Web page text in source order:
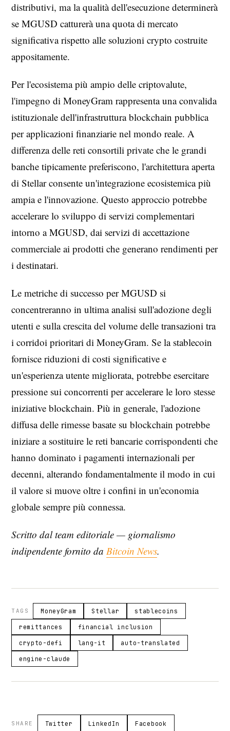
distributivi, ma la qualità dell'esecuzione determinerà
se MGUSD catturerà una quota di mercato
significativa rispetto alle soluzioni crypto costruite
appositamente.
Per l'ecosistema più ampio delle criptovalute,
l'impegno di MoneyGram rappresenta una convalida
istituzionale dell'infrastruttura blockchain pubblica
per applicazioni finanziarie nel mondo reale. A
differenza delle reti consortili private che le grandi
banche tipicamente preferiscono, l'architettura aperta
di Stellar consente un'integrazione ecosistemica più
ampia e l'innovazione. Questo approccio potrebbe
accelerare lo sviluppo di servizi complementari
intorno a MGUSD, dai servizi di accettazione
commerciale ai prodotti che generano rendimenti per
i destinatari.
Le metriche di successo per MGUSD si
concentreranno in ultima analisi sull'adozione degli
utenti e sulla crescita del volume delle transazioni tra
i corridoi prioritari di MoneyGram. Se la stablecoin
fornisce riduzioni di costi significative e
un'esperienza utente migliorata, potrebbe esercitare
pressione sui concorrenti per accelerare le loro stesse
iniziative blockchain. Più in generale, l'adozione
diffusa delle rimesse basate su blockchain potrebbe
iniziare a sostituire le reti bancarie corrispondenti che
hanno dominato i pagamenti internazionali per
decenni, alterando fondamentalmente il modo in cui
il valore si muove oltre i confini in un'economia
globale sempre più connessa.
Scritto dal team editoriale — giornalismo
indipendente fornito da Bitcoin News.
TAGS MoneyGram Stellar stablecoins
remittances financial inclusion
crypto-defi lang-it auto-translated
engine-claude
SHARE Twitter LinkedIn Facebook